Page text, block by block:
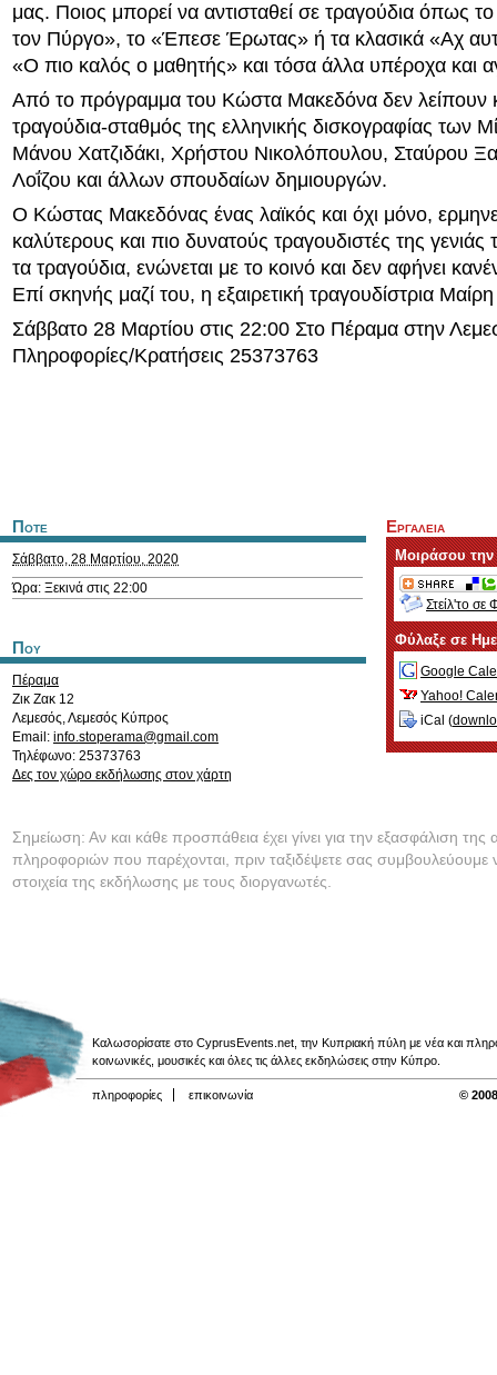
μας. Ποιος μπορεί να αντισταθεί σε τραγούδια όπως
τον Πύργο», το «Έπεσε Έρωτας» ή τα κλασικά «Αχ
«Ο πιο καλός ο μαθητής» και τόσα άλλα υπέροχα και
Από το πρόγραμμα του Κώστα Μακεδόνα δεν λείπουν
τραγούδια-σταθμός της ελληνικής δισκογραφίας των
Μάνου Χατζιδάκι, Χρήστου Νικολόπουλου, Σταύρου
Λοΐζου και άλλων σπουδαίων δημιουργών.
Ο Κώστας Μακεδόνας ένας λαϊκός και όχι μόνο,
καλύτερους και πιο δυνατούς τραγουδιστές της γενιάς
τα τραγούδια, ενώνεται με το κοινό και δεν αφήνει
Επί σκηνής μαζί του, η εξαιρετική τραγουδίστρια
Σάββατο 28 Μαρτίου στις 22:00 Στο Πέραμα στην
Πληροφορίες/Κρατήσεις 25373763
Ποτε
Σάββατο, 28 Μαρτίου, 2020
Ώρα: Ξεκινά στις 22:00
Που
Πέραμα
Ζικ Ζακ 12
Λεμεσός,Λεμεσός Κύπρος
Email: info.stoperama@gmail.com
Τηλέφωνο: 25373763
Δες τον χώρο εκδήλωσης στον χάρτη
Εργαλεια
Μοιράσου
Στείλ'το σε
Φύλαξε σε
Google
Yahoo!
iCal (
Σημείωση: Αν και κάθε προσπάθεια έχει γίνει για την εξασφάλιση της
πληροφοριών που παρέχονται, πριν ταξιδέψετε σας συμβουλεύουμε
στοιχεία της εκδήλωσης με τους διοργανωτές.
Καλωσορίσατε στο CyprusEvents.net, την Κυπριακή πύλη με νέα και
κοινωνικές, μουσικές και όλες τις άλλες εκδηλώσεις στην Κύπρο.
πληροφορίες επικοινωνία ©